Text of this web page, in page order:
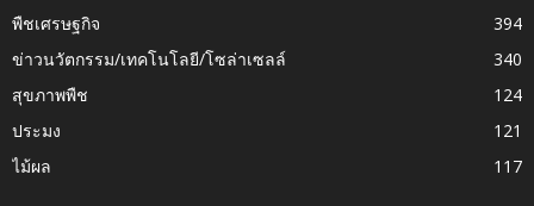
พืชเศรษฐกิจ
394
ข่าวนวัตกรรม/เทคโนโลยี/โซล่าเซลล์
340
สุขภาพพืช
124
ประมง
121
ไม้ผล
117